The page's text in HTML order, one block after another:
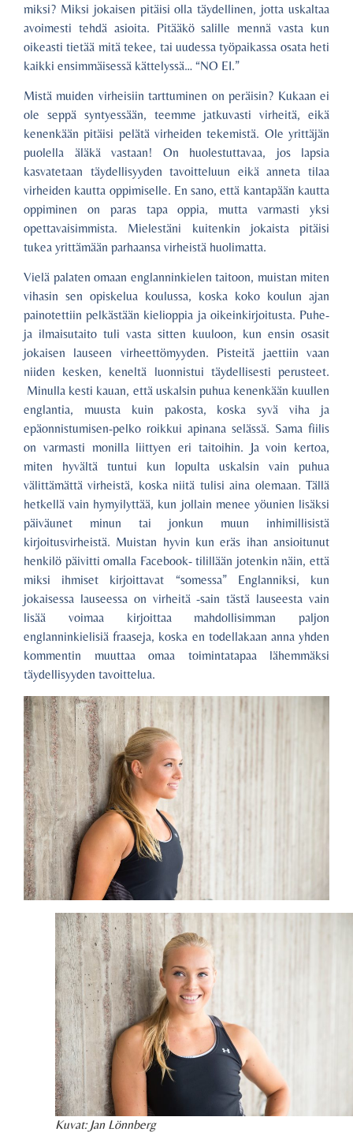
miksi? Miksi jokaisen pitäisi olla täydellinen, jotta uskaltaa
avoimesti tehdä asioita. Pitääkö salille mennä vasta kun
oikeasti tietää mitä tekee, tai uudessa työpaikassa osata heti
kaikki ensimmäisessä kättelyssä… “NO EI.”
Mistä muiden virheisiin tarttuminen on peräisin? Kukaan ei
ole seppä syntyessään, teemme jatkuvasti virheitä, eikä
kenenkään pitäisi pelätä virheiden tekemistä. Ole yrittäjän
puolella äläkä vastaan! On huolestuttavaa, jos lapsia
kasvatetaan täydellisyyden tavoitteluun eikä anneta tilaa
virheiden kautta oppimiselle. En sano, että kantapään kautta
oppiminen on paras tapa oppia, mutta varmasti yksi
opettavaisimmista. Mielestäni kuitenkin jokaista pitäisi
tukea yrittämään parhaansa virheistä huolimatta.
Vielä palaten omaan englanninkielen taitoon, muistan miten
vihasin sen opiskelua koulussa, koska koko koulun ajan
painotettiin pelkästään kielioppia ja oikeinkirjoitusta. Puhe-
ja ilmaisutaito tuli vasta sitten kuuloon, kun ensin osasit
jokaisen lauseen virheettömyyden. Pisteitä jaettiin vaan
niiden kesken, keneltä luonnistui täydellisesti perusteet.
Minulla kesti kauan, että uskalsin puhua kenenkään kuullen
englantia, muusta kuin pakosta, koska syvä viha ja
epäonnistumisen-pelko roikkui apinana selässä. Sama fiilis
on varmasti monilla liittyen eri taitoihin. Ja voin kertoa,
miten hyvältä tuntui kun lopulta uskalsin vain puhua
välittämättä virheistä, koska niitä tulisi aina olemaan. Tällä
hetkellä vain hymyilyttää, kun jollain menee yöunien lisäksi
päiväunet minun tai jonkun muun inhimillisistä
kirjoitusvirheistä. Muistan hyvin kun eräs ihan ansioitunut
henkilö päivitti omalla Facebook- tilillään jotenkin näin, että
miksi ihmiset kirjoittavat “somessa” Englanniksi, kun
jokaisessa lauseessa on virheitä -sain tästä lauseesta vain
lisää voimaa kirjoittaa mahdollisimman paljon
englanninkielisiä fraaseja, koska en todellakaan anna yhden
kommentin muuttaa omaa toimintatapaa lähemmäksi
täydellisyyden tavoittelua.
Kuvat: Jan Lönnberg